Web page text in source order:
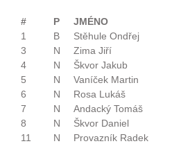
# P
JMÉNO
1
B
Stěhule Ondřej
3
N
Zima Jiří
4
N
Škvor Jakub
5
N
Vaníček Martin
6
N
Rosa Lukáš
7
N
Andacký Tomáš
8
N
Škvor Daniel
11
N
Provazník Radek